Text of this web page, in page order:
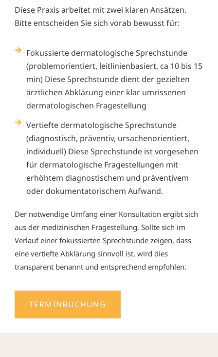
Diese Praxis arbeitet mit zwei klaren Ansätzen.
Bitte entscheiden Sie sich vorab bewusst für:
Fokussierte dermatologische Sprechstunde
(problemorientiert, leitlinienbasiert, ca 10 bis 15
min) Diese Sprechstunde dient der gezielten
ärztlichen Abklärung einer klar umrissenen
dermatologischen Fragestellung
Vertiefte dermatologische Sprechstunde
(diagnostisch, präventiv, ursachenorientiert,
individuell) Diese Sprechstunde ist vorgesehen
für dermatologische Fragestellungen mit
erhöhtem diagnostischem und präventivem
oder dokumentatorischem Aufwand.
Der notwendige Umfang einer Konsultation ergibt sich
aus der medizinischen Fragestellung. Sollte sich im
Verlauf einer fokussierten Sprechstunde zeigen, dass
eine vertiefte Abklärung sinnvoll ist, wird dies
transparent benannt und entsprechend empfohlen.
TERMINBUCHUNG